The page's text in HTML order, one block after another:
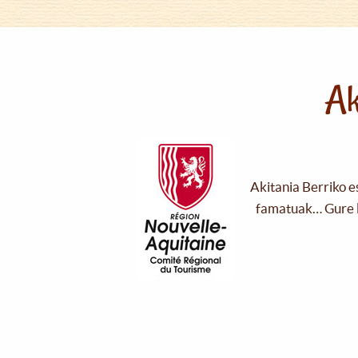
Akitania Berriko
famatuak… Gure